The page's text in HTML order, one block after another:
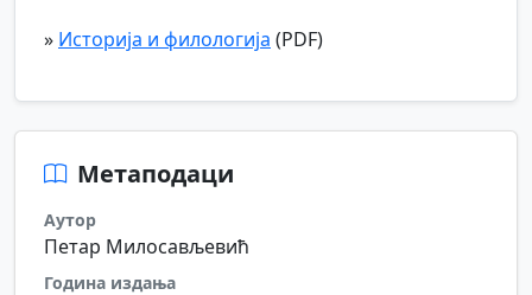
» Историја и филологија (PDF)
Метаподаци
Аутор
Петар Милосављевић
Година издања